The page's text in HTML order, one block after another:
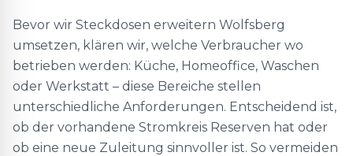
Bevor wir Steckdosen erweitern Wolfsberg
umsetzen, klären wir, welche Verbraucher wo
betrieben werden: Küche, Homeoffice, Waschen
oder Werkstatt – diese Bereiche stellen
unterschiedliche Anforderungen. Entscheidend ist,
ob der vorhandene Stromkreis Reserven hat oder
ob eine neue Zuleitung sinnvoller ist. So vermeiden